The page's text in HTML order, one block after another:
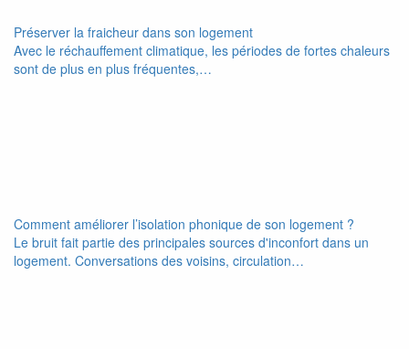
Préserver la fraicheur dans son logement
Avec le réchauffement climatique, les périodes de fortes chaleurs
sont de plus en plus fréquentes,…
Comment améliorer l’isolation phonique de son logement ?
Le bruit fait partie des principales sources d'inconfort dans un
logement. Conversations des voisins, circulation…